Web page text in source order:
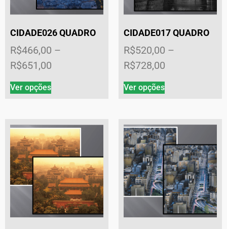
CIDADE026 QUADRO
R$466,00 –
R$651,00
Ver opções
CIDADE017 QUADRO
R$520,00 –
R$728,00
Ver opções